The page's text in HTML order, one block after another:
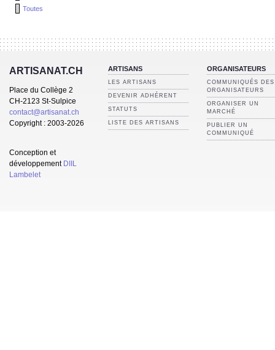
Toutes
ARTISANAT.CH
Place du Collège 2
CH-2123 St-Sulpice
contact@artisanat.ch
Copyright : 2003-2026
Conception et
développement DIIL
Lambelet
ARTISANS
LES ARTISANS
DEVENIR ADHÉRENT
STATUTS
LISTE DES ARTISANS
ORGANISATEURS
COMMUNIQUÉS DES
ORGANISATEURS
ORGANISER UN
MARCHÉ
PUBLIER UN
COMMUNIQUÉ